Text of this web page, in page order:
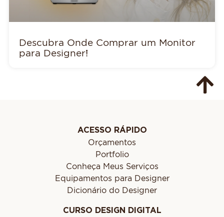
Descubra Onde Comprar um Monitor
para Designer!
ACESSO RÁPIDO
Orçamentos
Portfolio
Conheça Meus Serviços
Equipamentos para Designer
Dicionário do Designer
CURSO DESIGN DIGITAL